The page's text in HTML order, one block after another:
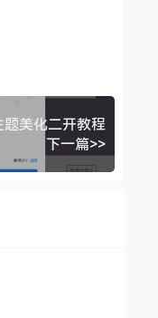
美化二开教程
下一篇>>